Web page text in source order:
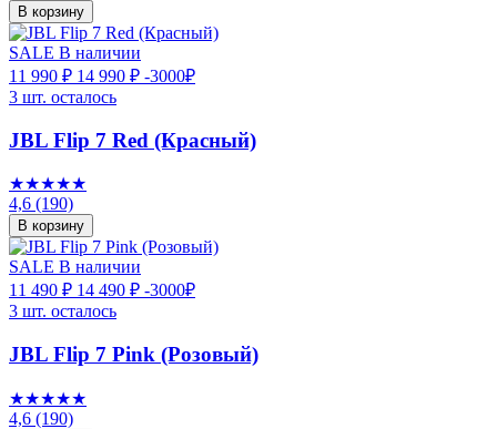
В корзину
SALE В наличии
11 990 ₽ 14 990 ₽ -3000₽
3 шт. осталось
JBL Flip 7 Red (Красный)
★★★★★
4,6 (190)
В корзину
SALE В наличии
11 490 ₽ 14 490 ₽ -3000₽
3 шт. осталось
JBL Flip 7 Pink (Розовый)
★★★★★
4,6 (190)